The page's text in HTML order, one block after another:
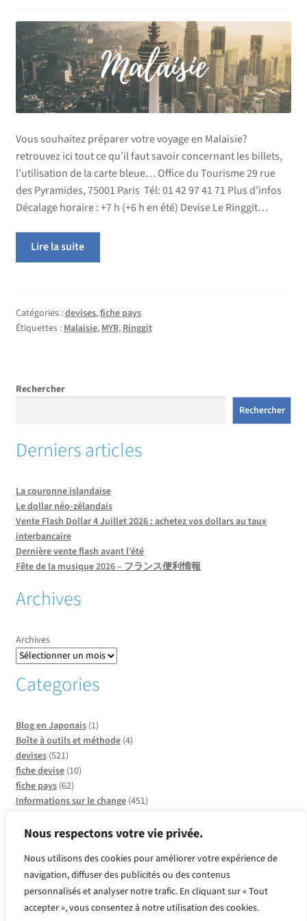
Nous respectons votre vie privée.
Nous utilisons des cookies pour améliorer votre expérience de
navigation, diffuser des publicités ou des contenus
personnalisés et analyser notre trafic. En cliquant sur « Tout
accepter », vous consentez à notre utilisation des cookies.
Vous souhaitez préparer votre voyage en Malaisie?
retrouvez ici tout ce qu’il faut savoir concernant les billets,
l’utilisation de la carte bleue… Office du Tourisme 29 rue
des Pyramides, 75001 Paris Tél: 01 42 97 41 71 Plus d’infos
Décalage horaire : +7 h (+6 h en été) Devise Le Ringgit…
Lire la suite
Catégories :devises,fiche pays
Étiquettes : Malaisie, MYR, Ringgit
Rechercher
Rechercher
Derniers articles
La couronne islandaise
Le dollar néo-zélandais
Vente Flash Dollar 4 Juillet 2026 : achetez vos dollars au taux
interbancaire
Dernière vente flash avant l’été
Fête de la musique 2026 – フランス便利情報
Archives
Archives
Categories
Blog en Japonais(1)
Boîte à outils et méthode(4)
devises(521)
fiche devise(10)
fiche pays(62)
Informations sur le change(451)
Infos sur CCO(137)
métaux (2)
Produits or et argent(2)
Quelle devise pour quel pays ?(39)
Revue de presse(143)